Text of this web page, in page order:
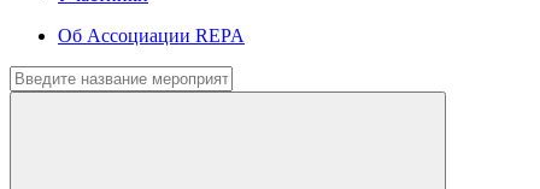
Об Ассоциации REPA